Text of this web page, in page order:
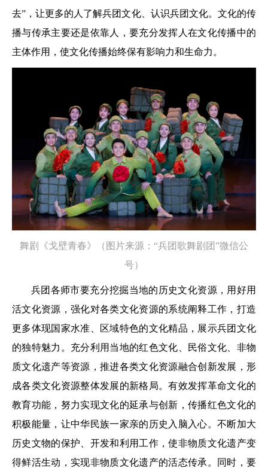
去”，让更多的人了解兵团文化、认识兵团文化。文化的传
播与传承主要还是依靠人，要充分发挥人在文化传播中的
主体作用，使文化传播始终保有影响力和生命力。
舞剧《戈壁青春》（图片来源：“兵团歌舞剧团”微信公
号）
兵团各师市要充分挖掘当地的历史文化资源，用好用
活文化资源，强化对各类文化资源的系统阐释工作，打造
更多体现国家水准、区域特色的文化精品，展示兵团文化
的独特魅力。充分利用当地的红色文化、民俗文化、非物
质文化遗产等资源，推进各类文化资源融合创新发展，形
成各类文化资源整体发展的新格局。有效发挥革命文化的
教育功能，努力实现文化的延承与创新，传播红色文化的
积极能量，让中华民族一家亲的历史入脑入心。不断加大
历史文物的保护、开发和利用工作，使非物质文化遗产变
得鲜活生动，实现非物质文化遗产的活态传承。同时，要